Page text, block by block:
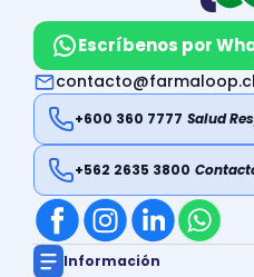
Escríbenos por
contacto@farmaloop.cl
+600 360 7777 Salud
+562 2635 3800
Información